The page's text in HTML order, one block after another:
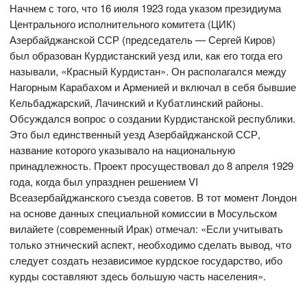
Начнем с того, что 16 июля 1923 года указом президиума
Центрального исполнительного комитета (ЦИК)
Азербайджанской ССР (председатель — Сергей Киров)
был образован Курдистанский уезд или, как его тогда его
называли, «Красный Курдистан». Он располагался между
Нагорным Карабахом и Арменией и включал в себя бывшие
Кельбаджарский, Лачинский и Кубатлинский районы.
Обсуждался вопрос о создании Курдистанской республики.
Это был единственный уезд Азербайджанской ССР,
название которого указывало на национальную
принадлежность. Проект просуществовал до 8 апреля 1929
года, когда был упразднен решением VI
Всеазербайджанского съезда советов. В тот момент Лондон
на основе данных специальной комиссии в Мосульском
вилайете (современный Ирак) отмечал: «Если учитывать
только этнический аспект, необходимо сделать вывод, что
следует создать независимое курдское государство, ибо
курды составляют здесь большую часть населения».